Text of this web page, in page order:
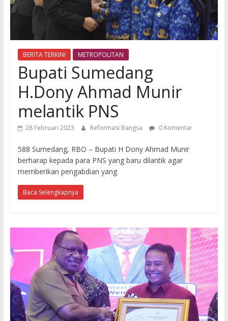
BERITA TERKINI METROPOLITAN
Bupati Sumedang
H.Dony Ahmad Munir
melantik PNS
28 Februari 2023 Reformasi Bangsa 0 Komentar
588 Sumedang, RBO – Bupati H Dony Ahmad Munir
berharap kepada para PNS yang baru dilantik agar
memberikan pengabdian yang
Baca Selengkapnya